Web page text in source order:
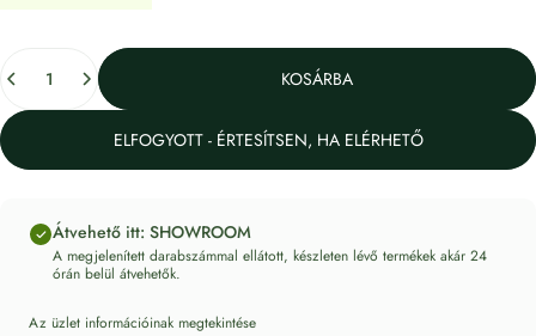
KOSÁRBA
ELFOGYOTT - ÉRTESÍTSEN, HA ELÉRHETŐ
Átvehető itt: SHOWROOM
A megjelenített darabszámmal ellátott, készleten lévő termékek akár 24
órán belül átvehetők.
Az üzlet információinak megtekintése